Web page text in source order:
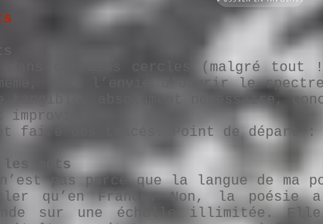
dans certains cercles (malgré tout
j’ai l’envie d’ouvrir le
absolument nécessaire,
et faire des tracés. Point de départ :
mots
pas parce que la langue de ma
qu’en France. Non, la poésie
sur une échelle illimitée.